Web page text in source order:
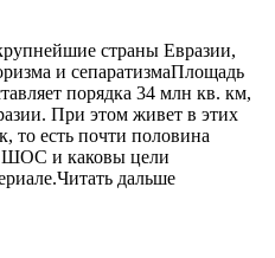
страны Евразии,
и сепаратизмаПлощадь
порядка 34 млн кв. км,
При этом живет в этих
то есть почти половина
ШОС и каковы цели
дальше